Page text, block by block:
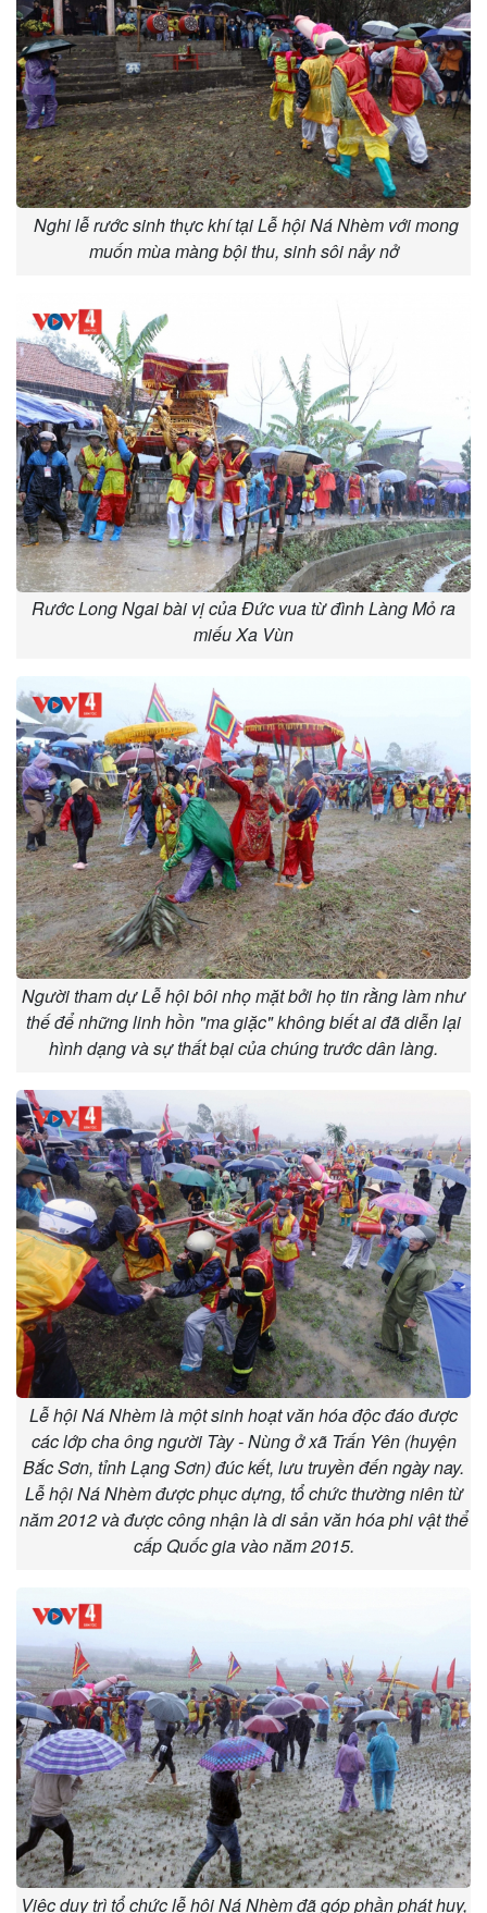
Nghi lễ rước sinh thực khí tại Lễ hội Ná Nhèm với mong
muốn mùa màng bội thu, sinh sôi nảy nở
Rước Long Ngai bài vị của Đức vua từ đình Làng Mỏ ra
miếu Xa Vùn
Người tham dự Lễ hội bôi nhọ mặt bởi họ tin rằng làm như
thế để những linh hồn "ma giặc" không biết ai đã diễn lại
hình dạng và sự thất bại của chúng trước dân làng.
Lễ hội Ná Nhèm là một sinh hoạt văn hóa độc đáo được
các lớp cha ông người Tày - Nùng ở xã Trấn Yên (huyện
Bắc Sơn, tỉnh Lạng Sơn) đúc kết, lưu truyền đến ngày nay.
Lễ hội Ná Nhèm được phục dựng, tổ chức thường niên từ
năm 2012 và được công nhận là di sản văn hóa phi vật thể
cấp Quốc gia vào năm 2015.
Việc duy trì tổ chức lễ hội Ná Nhèm đã góp phần phát huy,